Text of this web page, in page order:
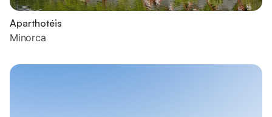
Aparthotéis
Minorca